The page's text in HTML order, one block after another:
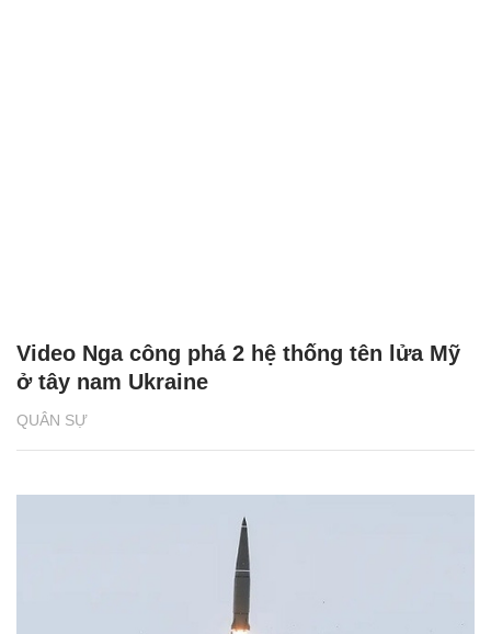
QUÂN SỰ
Video Nga công phá 2 hệ thống tên lửa Mỹ
ở tây nam Ukraine